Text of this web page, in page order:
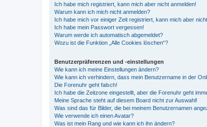
Ich habe mich registriert, kann mich aber nicht anmelden!
Warum kann ich mich nicht anmelden?
Ich habe mich vor einiger Zeit registriert, kann mich aber
Ich habe mein Passwort vergessen!
Warum werde ich automatisch abgemeldet?
Wozu ist die Funktion „Alle Cookies löschen“?
Benutzerpräferenzen und -einstellungen
Wie kann ich meine Einstellungen ändern?
Wie kann ich verhindern, dass mein Benutzername in der
Die Forenuhr geht falsch!
Ich habe die Zeitzone eingestellt, aber die Forenuhr geht
Meine Sprache steht auf diesem Board nicht zur Auswahl!
Was sind das für Bilder, die bei meinem Benutzernamen
Wie verwende ich einen Avatar?
Was ist mein Rang und wie kann ich ihn ändern?